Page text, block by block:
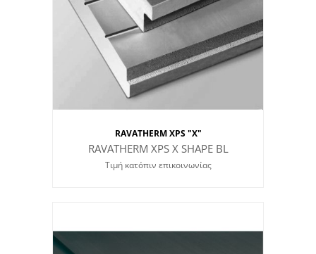
RAVATHERM XPS "X"
RAVATHERM XPS X SHAPE BL
Τιμή κατόπιν επικοινωνίας